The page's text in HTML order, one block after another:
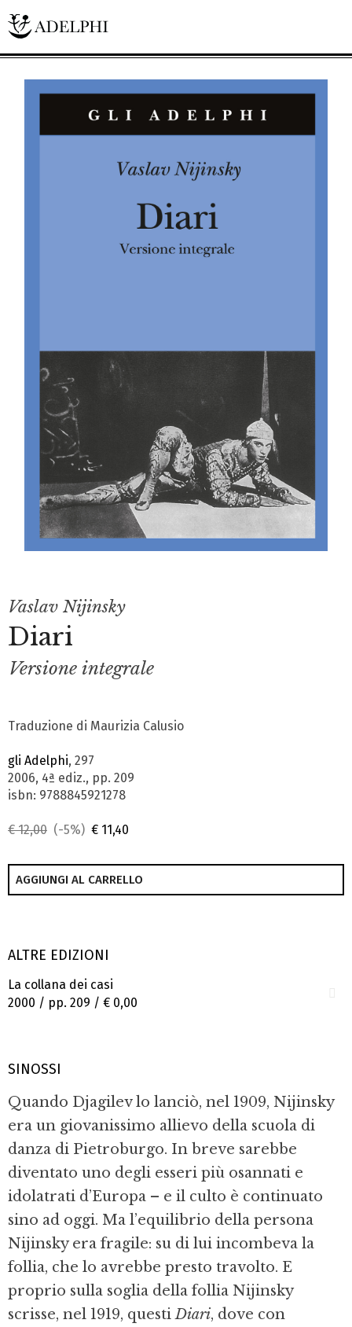
Vaslav Nijinsky
Diari
Versione integrale
Traduzione di Maurizia Calusio
gli Adelphi, 297
2006, 4ª ediz., pp. 209
isbn: 9788845921278
€ 12,00 (-5%) € 11,40
AGGIUNGI AL CARRELLO
ALTRE EDIZIONI
La collana dei casi
2000 / pp. 209 / € 0,00
SINOSSI
Quando Djagilev lo lanciò, nel 1909, Nijinsky
era un giovanissimo allievo della scuola di
danza di Pietroburgo. In breve sarebbe
diventato uno degli esseri più osannati e
idolatrati d’Europa – e il culto è continuato
sino ad oggi. Ma l’equilibrio della persona
Nijinsky era fragile: su di lui incombeva la
follia, che lo avrebbe presto travolto. E
proprio sulla soglia della follia Nijinsky
scrisse, nel 1919, questiDiari, dove con